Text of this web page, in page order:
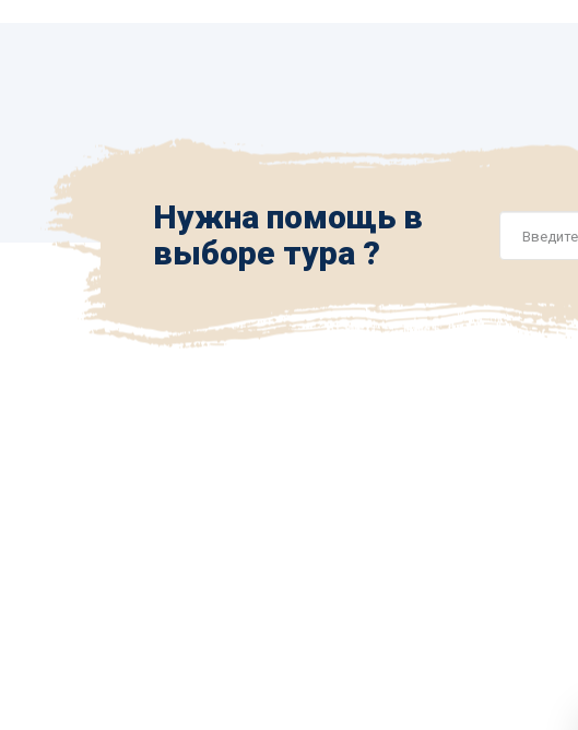
Нужна помощь в
выборе тура ?
*